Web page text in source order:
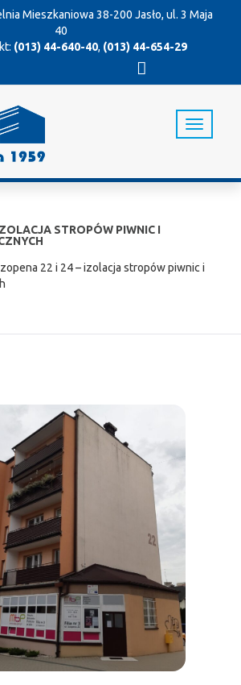
Mieszkaniowa 38-200 Jasło, ul. 3 Maja
40
(013) 44-640-40, (013) 44-654-29
T
o
i
i
STROPÓW PIWNIC I
22 i 24 – izolacja stropów piwnic i